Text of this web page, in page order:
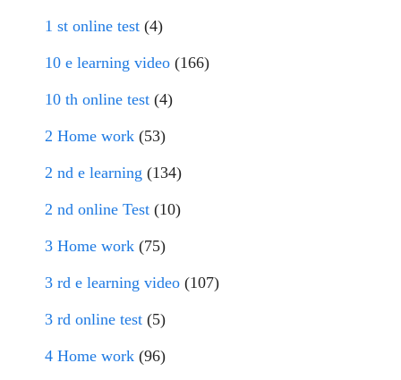
1 st online test (4)
10 e learning video (166)
10 th online test (4)
2 Home work (53)
2 nd e learning (134)
2 nd online Test (10)
3 Home work (75)
3 rd e learning video (107)
3 rd online test (5)
4 Home work (96)